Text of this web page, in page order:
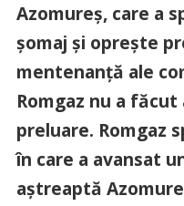
Azomureș, care a
șomaj și oprește
mentenanță ale
Romgaz nu a
preluare. Romgaz
în care a avansat
aștreaptă